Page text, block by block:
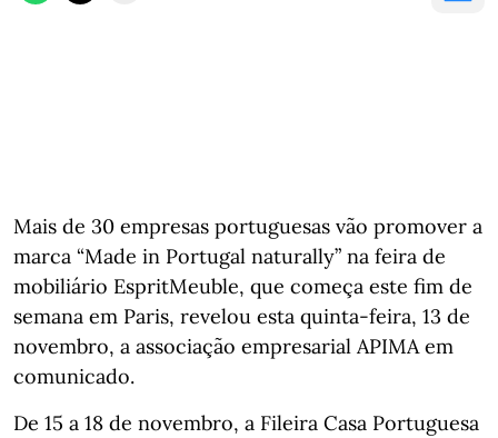
Mais de 30 empresas portuguesas vão promover a
marca “Made in Portugal naturally” na feira de
mobiliário EspritMeuble, que começa este fim de
semana em Paris, revelou esta quinta-feira, 13 de
novembro, a associação empresarial APIMA em
comunicado.
De 15 a 18 de novembro, a Fileira Casa Portuguesa